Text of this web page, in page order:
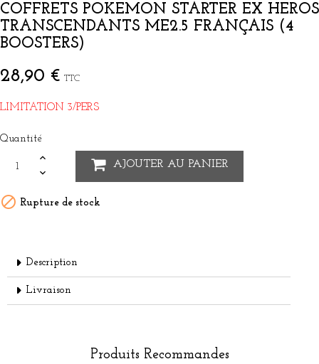
COFFRETS POKEMON STARTER EX HEROS
TRANSCENDANTS ME2.5 FRANÇAIS (4
BOOSTERS)
28,90 € TTC
LIMITATION 3/PERS
Quantité
AJOUTER AU PANIER
 Rupture de stock
Description
Livraison
Produits Recommandes